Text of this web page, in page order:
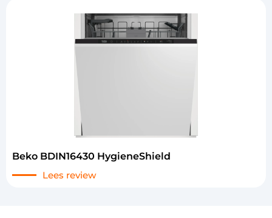
Beko BDIN16430 HygieneShield
Lees review